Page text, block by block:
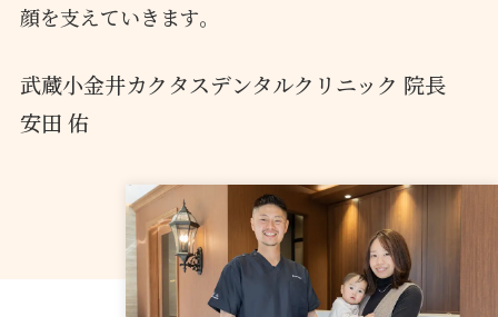
顔を支えていきます。
武蔵小金井カクタスデンタルクリニック 院長
安田 佑